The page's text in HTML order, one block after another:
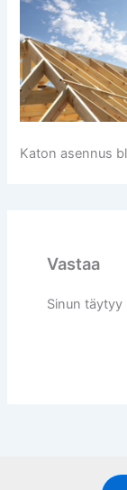
Katon asennus
Vastaa
Sinun täytyy